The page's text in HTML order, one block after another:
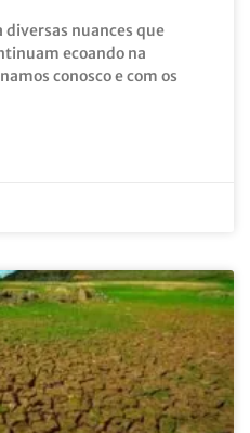
diversas nuances que
ecoando na
conosco e com os